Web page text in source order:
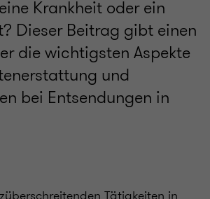
Krankheit oder ein
Dieser Beitrag gibt einen
die wichtigsten Aspekte
und
bei Entsendungen in
Tätigkeiten in